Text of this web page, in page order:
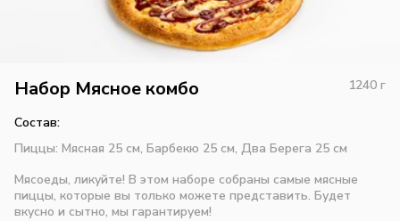
Набор Мясное комбо 1240 г
Состав:
Пиццы: Мясная 25 см, Барбекю 25 см, Два Берега 25 см
Мясоеды, ликуйте! В этом наборе собраны самые мясные
пиццы, которые вы только можете представить. Будет
вкусно и сытно, мы гарантируем!